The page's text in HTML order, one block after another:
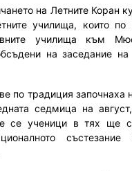
на Летните Коран
училища, които по
училища към
на заседание
по традиция
седмица на
се ученици в тях ще